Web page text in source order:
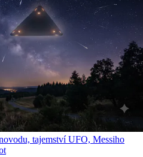
tajemství UFO, Messiho